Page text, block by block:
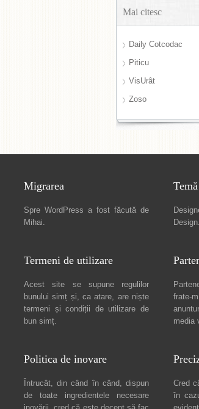
Mai citesc
Daily Cotcodac
Piticu
VisUrât
Zoso
Migrarea
Spre WordPress a fost făcută de
Mihai.
Design
Termeni de utilizare
Acest site se supune regulilor
bunului simț și, ca atare, are niște
termeni și condiții de utilizare de
bun simț.
frate-
media
Politica de inovare
Întrucât, din când în când, dispun
de toate ingredientele necesare
Cred
în